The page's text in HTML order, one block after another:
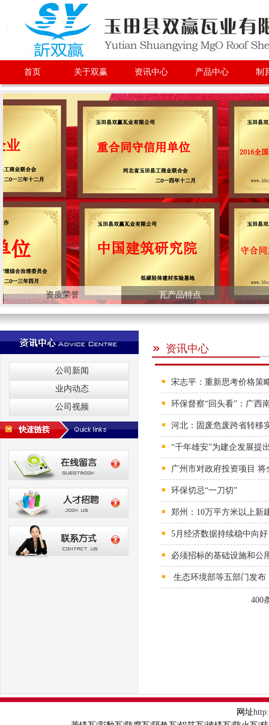
首页 关于双赢 资讯中心 产品中心 制
资质荣誉 瓦产品特点
公司新闻
业内动态
公司视频
资讯中心
宋志平：重新思考价格策
环保督察“回头看”：广西
河北：固废危废跨省转移
“千年雄安”为建企发展提
广州市对政府投资项目
环保切忌“一刀切”
郑州：10万平方米以上新
5月经济数据持续稳中向好
必须招标的基础设施和公
生态环境部等五部门发
400
网址